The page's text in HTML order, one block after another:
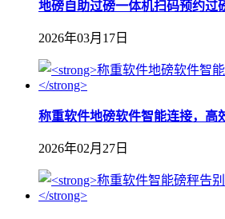
地磅自助过磅一体机扫码预约过
2026年03月17日
称重软件地磅软件智能连接，高
2026年02月27日